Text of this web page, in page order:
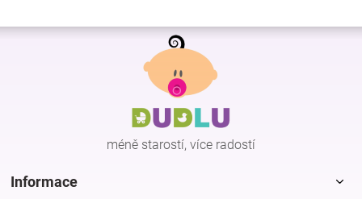
Z
méně starostí, více radostí
Informace